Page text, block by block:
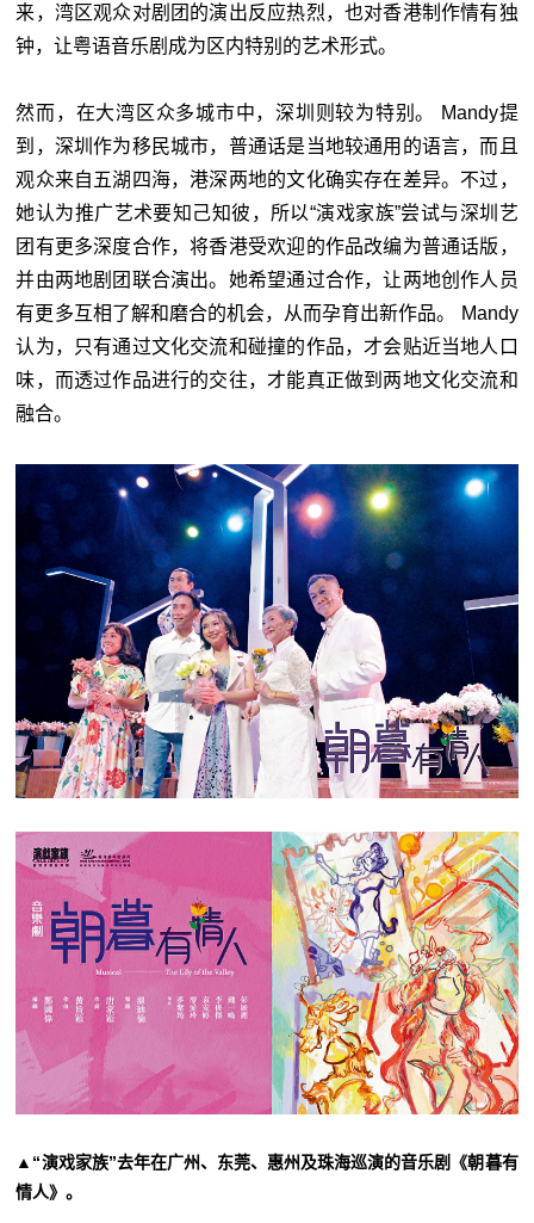
来，湾区观众对剧团的演出反应热烈，也对香港制作情有独
钟，让粤语音乐剧成为区内特别的艺术形式。
然而，在大湾区众多城市中，深圳则较为特别。 Mandy提
到，深圳作为移民城市，普通话是当地较通用的语言，而且
观众来自五湖四海，港深两地的文化确实存在差异。不过，
她认为推广艺术要知己知彼，所以“演戏家族”尝试与深圳艺
团有更多深度合作，将香港受欢迎的作品改编为普通话版，
并由两地剧团联合演出。她希望通过合作，让两地创作人员
有更多互相了解和磨合的机会，从而孕育出新作品。 Mandy
认为，只有通过文化交流和碰撞的作品，才会贴近当地人口
味，而透过作品进行的交往，才能真正做到两地文化交流和
融合。
▲“演戏家族”去年在广州、东莞、惠州及珠海巡演的音乐剧《朝暮有
情人》。